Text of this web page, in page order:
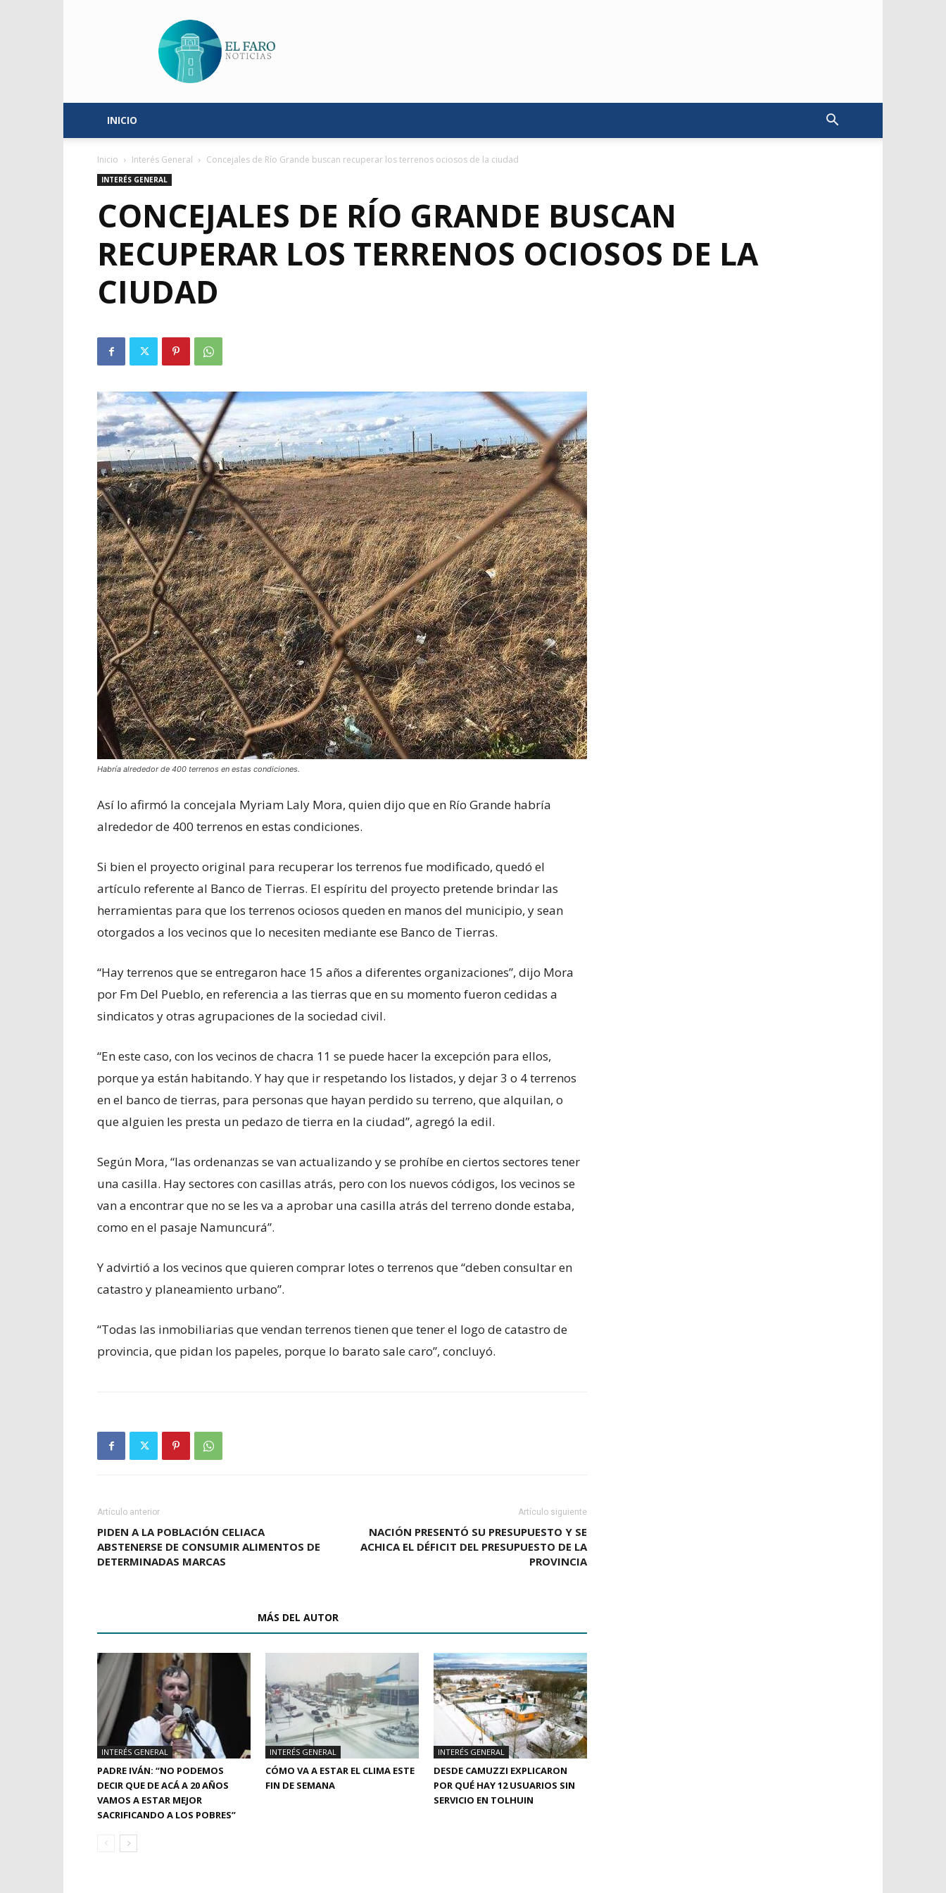
Faro
Noticias
INICIO
Inicio Interés General Concejales de Río Grande buscan recuperar los terrenos ociosos de la ciudad
INTERÉS GENERAL
CONCEJALES DE RÍO GRANDE BUSCAN
RECUPERAR LOS TERRENOS OCIOSOS DE LA
CIUDAD
Habría alrededor de 400 terrenos en estas condiciones.
Así lo afirmó la concejala Myriam Laly Mora, quien dijo que en Río Grande habría
alrededor de 400 terrenos en estas condiciones.
Si bien el proyecto original para recuperar los terrenos fue modificado, quedó el
artículo referente al Banco de Tierras. El espíritu del proyecto pretende brindar las
herramientas para que los terrenos ociosos queden en manos del municipio, y sean
otorgados a los vecinos que lo necesiten mediante ese Banco de Tierras.
“Hay terrenos que se entregaron hace 15 años a diferentes organizaciones”, dijo Mora
por Fm Del Pueblo, en referencia a las tierras que en su momento fueron cedidas a
sindicatos y otras agrupaciones de la sociedad civil.
“En este caso, con los vecinos de chacra 11 se puede hacer la excepción para ellos,
porque ya están habitando. Y hay que ir respetando los listados, y dejar 3 o 4 terrenos
en el banco de tierras, para personas que hayan perdido su terreno, que alquilan, o
que alguien les presta un pedazo de tierra en la ciudad”, agregó la edil.
Según Mora, “las ordenanzas se van actualizando y se prohíbe en ciertos sectores tener
una casilla. Hay sectores con casillas atrás, pero con los nuevos códigos, los vecinos se
van a encontrar que no se les va a aprobar una casilla atrás del terreno donde estaba,
como en el pasaje Namuncurá”.
Y advirtió a los vecinos que quieren comprar lotes o terrenos que “deben consultar en
catastro y planeamiento urbano”.
“Todas las inmobiliarias que vendan terrenos tienen que tener el logo de catastro de
provincia, que pidan los papeles, porque lo barato sale caro”, concluyó.
Artículo anterior
PIDEN A LA POBLACIÓN CELIACA
ABSTENERSE DE CONSUMIR ALIMENTOS DE
DETERMINADAS MARCAS
Artículo siguiente
NACIÓN PRESENTÓ SU PRESUPUESTO Y SE
ACHICA EL DÉFICIT DEL PRESUPUESTO DE LA
PROVINCIA
MÁS DEL AUTOR
INTERÉS GENERAL
PADRE IVÁN: “NO PODEMOS
DECIR QUE DE ACÁ A 20 AÑOS
VAMOS A ESTAR MEJOR
SACRIFICANDO A LOS POBRES”
INTERÉS GENERAL
CÓMO VA A ESTAR EL CLIMA ESTE
FIN DE SEMANA
INTERÉS GENERAL
DESDE CAMUZZI EXPLICARON
POR QUÉ HAY 12 USUARIOS SIN
SERVICIO EN TOLHUIN